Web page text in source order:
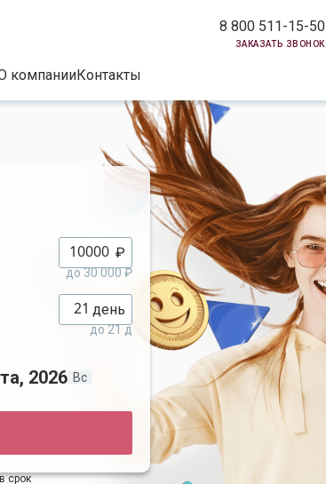
8 800 511-15-50
заказать звонок
компанииКонтакты
₽
до 30 000 ₽
день
до 21 д
2026 Вс
срок